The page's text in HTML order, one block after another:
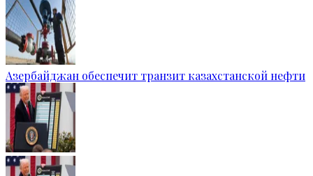
Азербайджан обеспечит транзит казахстанской нефти